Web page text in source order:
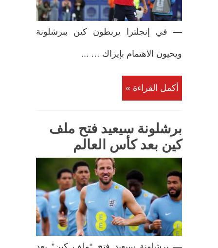
— في إنجلترا يربطون كين ببرشلونة
ويحيون الاهتمام بإيزاك … ...
أكمل القراءة »
برشلونة سيعيد فتح ملف
كين بعد كأس العالم